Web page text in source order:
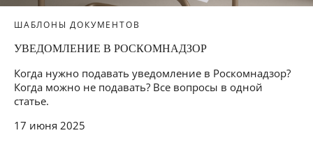
ШАБЛОНЫ ДОКУМЕНТОВ
УВЕДОМЛЕНИЕ В РОСКОМНАДЗОР
Когда нужно подавать уведомление в Роскомнадзор?
Когда можно не подавать? Все вопросы в одной
статье.
17 июня 2025